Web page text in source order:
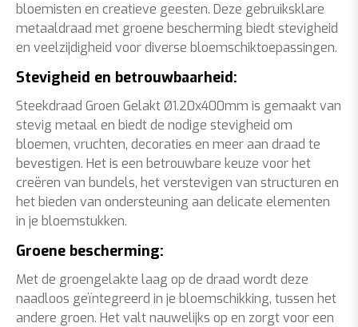
bloemisten en creatieve geesten. Deze gebruiksklare
metaaldraad met groene bescherming biedt stevigheid
en veelzijdigheid voor diverse bloemschiktoepassingen.
Stevigheid en betrouwbaarheid:
Steekdraad Groen Gelakt Ø1.20x400mm is gemaakt van
stevig metaal en biedt de nodige stevigheid om
bloemen, vruchten, decoraties en meer aan draad te
bevestigen. Het is een betrouwbare keuze voor het
creëren van bundels, het verstevigen van structuren en
het bieden van ondersteuning aan delicate elementen
in je bloemstukken.
Groene bescherming:
Met de groengelakte laag op de draad wordt deze
naadloos geïntegreerd in je bloemschikking, tussen het
andere groen. Het valt nauwelijks op en zorgt voor een